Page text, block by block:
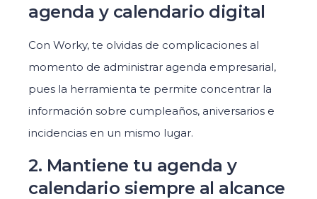
agenda y calendario digital
Con Worky, te olvidas de complicaciones al
momento de administrar agenda empresarial,
pues la herramienta te permite concentrar la
información sobre cumpleaños, aniversarios e
incidencias en un mismo lugar.
2. Mantiene tu agenda y
calendario siempre al alcance